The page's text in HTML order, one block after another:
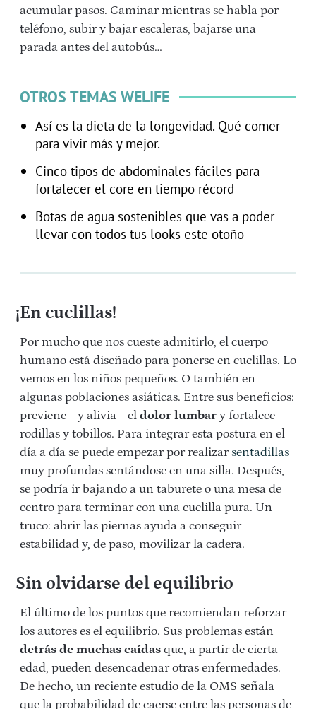
acumular pasos. Caminar mientras se habla por
teléfono, subir y bajar escaleras, bajarse una
parada antes del autobús…
OTROS TEMAS WELIFE
Así es la dieta de la longevidad. Qué comer
para vivir más y mejor.
Cinco tipos de abdominales fáciles para
fortalecer el core en tiempo récord
Botas de agua sostenibles que vas a poder
llevar con todos tus looks este otoño
¡En cuclillas!
Por mucho que nos cueste admitirlo, el cuerpo
humano está diseñado para ponerse en cuclillas. Lo
vemos en los niños pequeños. O también en
algunas poblaciones asiáticas. Entre sus beneficios:
previene –y alivia– el dolor lumbar y fortalece
rodillas y tobillos. Para integrar esta postura en el
día a día se puede empezar por realizarsentadillas
muy profundas sentándose en una silla. Después,
se podría ir bajando a un taburete o una mesa de
centro para terminar con una cuclilla pura. Un
truco: abrir las piernas ayuda a conseguir
estabilidad y, de paso, movilizar la cadera.
Sin olvidarse del equilibrio
El último de los puntos que recomiendan reforzar
los autores es el equilibrio. Sus problemas están
detrás de muchas caídas que, a partir de cierta
edad, pueden desencadenar otras enfermedades.
De hecho, un reciente estudio de la OMS señala
que la probabilidad de caerse entre las personas de